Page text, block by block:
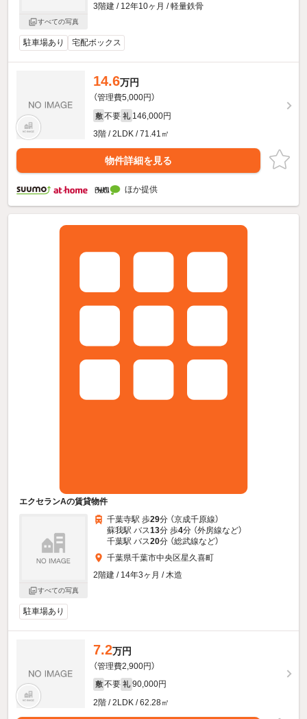
すべての写真
3階建 / 12年10ヶ月 / 軽量鉄骨
駐車場あり 宅配ボックス
14.6万円
（管理費5,000円）
敷 不要 礼 146,000円
3階 / 2LDK / 71.41㎡
物件詳細を見る
ほか提供
エクセランAの賃貸物件
すべての写真
千葉寺駅 歩29分 （京成千原線）
蘇我駅 バス13分 歩4分 （外房線など）
千葉駅 バス20分 （総武線など）
千葉県千葉市中央区星久喜町
2階建 / 14年3ヶ月 / 木造
駐車場あり
7.2万円
（管理費2,900円）
敷 不要 礼 90,000円
2階 / 2LDK / 62.28㎡